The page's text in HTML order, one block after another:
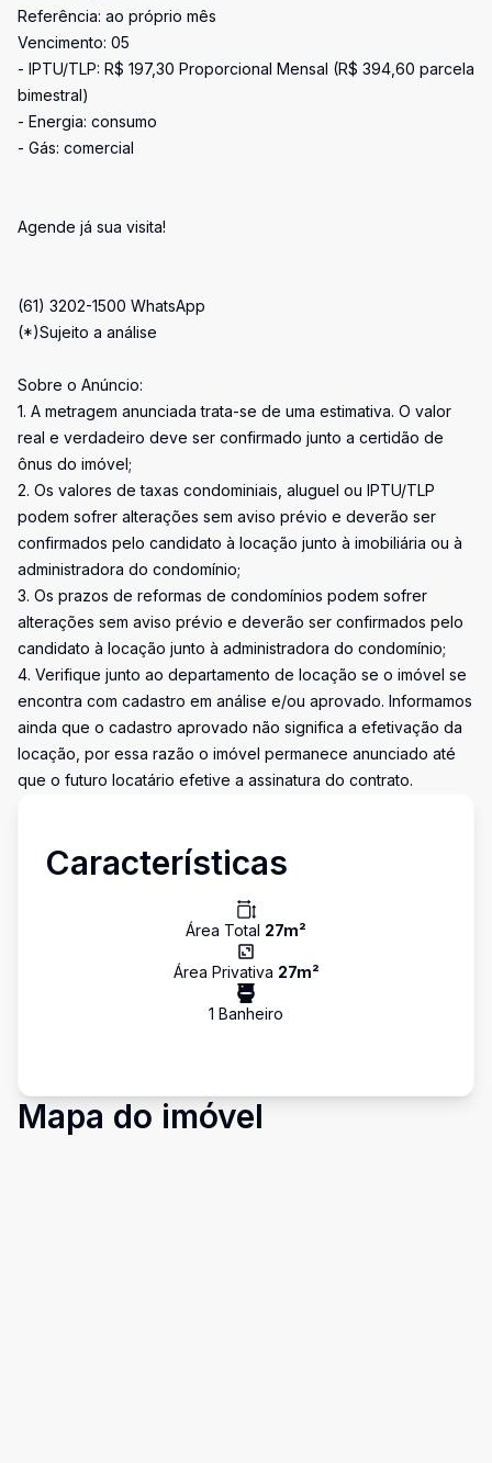
Referência: ao próprio mês
Vencimento: 05
- IPTU/TLP: R$ 197,30 Proporcional Mensal (R$ 394,60 parcela
bimestral)
- Energia: consumo
- Gás: comercial
Agende já sua visita!
(61) 3202-1500 WhatsApp
(*)Sujeito a análise
Sobre o Anúncio:
1. A metragem anunciada trata-se de uma estimativa. O valor
real e verdadeiro deve ser confirmado junto a certidão de
ônus do imóvel;
2. Os valores de taxas condominiais, aluguel ou IPTU/TLP
podem sofrer alterações sem aviso prévio e deverão ser
confirmados pelo candidato à locação junto à imobiliária ou à
administradora do condomínio;
3. Os prazos de reformas de condomínios podem sofrer
alterações sem aviso prévio e deverão ser confirmados pelo
candidato à locação junto à administradora do condomínio;
4. Verifique junto ao departamento de locação se o imóvel se
encontra com cadastro em análise e/ou aprovado. Informamos
ainda que o cadastro aprovado não significa a efetivação da
locação, por essa razão o imóvel permanece anunciado até
que o futuro locatário efetive a assinatura do contrato.
Características
Área Total 27m²
Área Privativa 27m²
1 Banheiro
Mapa do imóvel